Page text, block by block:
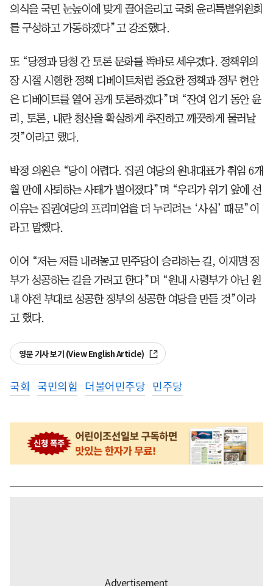
의식을 국민 눈높이에 맞게 끌어올리고 국회 윤리특별위원회
를 구성하고 가동하겠다”고 강조했다.
또 “당정과 당청 간 토론 문화를 똑바로 세우겠다. 정책위의
장 시절 시행한 정책 디베이트처럼 중요한 정책과 정무 현안
은 디베이트를 열어 공개 토론하겠다”며 “잔여 임기 동안 윤
리, 토론, 내란 청산을 확실하게 추진하고 깨끗하게 물러날
것”이라고 했다.
박정 의원은 “당이 어렵다. 집권 여당의 원내대표가 취임 6개
월 만에 사퇴하는 사태가 벌어졌다”며 “우리가 위기 앞에 선
이유는 집권여당의 프리미엄을 더 누리려는 ‘사심’ 때문”이
라고 말했다.
이어 “저는 저를 내려놓고 민주당이 승리하는 길, 이재명 정
부가 성공하는 길을 가려고 한다”며 “원내 사령부가 아닌 원
내 야전 부대로 성공한 정부의 성공한 여당을 만들 것”이라
고 했다.
영문 기사 보기 (View English Article)
국회 국민의힘 더불어민주당 민주당